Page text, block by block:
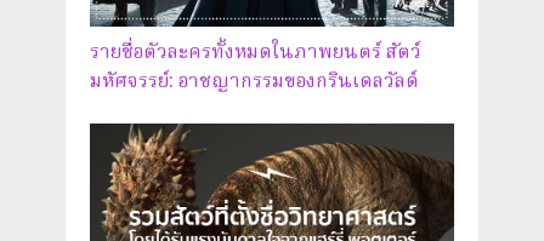
รายชื่อตัวละครทั้งหมดในภาพยนตร์ สัตว์
มหัศจรรย์: อาชญากรรมของกรินเดลวัลด์